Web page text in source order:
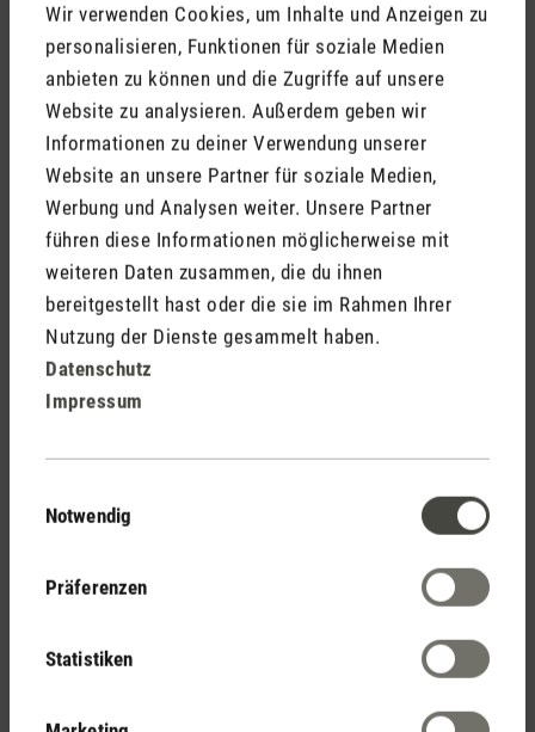
Wir verwenden Cookies, um Inhalte und Anzeigen zu
personalisieren, Funktionen für soziale Medien
anbieten zu können und die Zugriffe auf unsere
Website zu analysieren. Außerdem geben wir
Informationen zu deiner Verwendung unserer
Website an unsere Partner für soziale Medien,
Werbung und Analysen weiter. Unsere Partner
führen diese Informationen möglicherweise mit
weiteren Daten zusammen, die du ihnen
bereitgestellt hast oder die sie im Rahmen Ihrer
Nutzung der Dienste gesammelt haben.
Datenschutz
Impressum
Notwendig
Präferenzen
Statistiken
Deine Erkenntnisse mit anderen.
Jetzt Produkt bewerten
Deine Vorteile